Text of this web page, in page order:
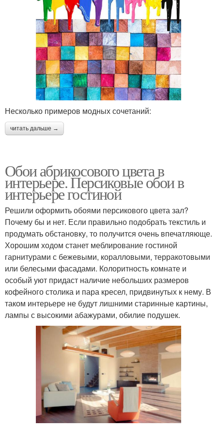
Несколько примеров модных сочетаний:
читать дальше →
Обои абрикосового цвета в
интерьере. Персиковые обои в
интерьере гостиной
Решили оформить обоями персикового цвета зал?
Почему бы и нет. Если правильно подобрать текстиль и
продумать обстановку, то получится очень впечатляюще.
Хорошим ходом станет меблирование гостиной
гарнитурами с бежевыми, коралловыми, терракотовыми
или белесыми фасадами. Колоритность комнате и
особый уют придаст наличие небольших размеров
кофейного столика и пара кресел, придвинутых к нему. В
таком интерьере не будут лишними старинные картины,
лампы с высокими абажурами, обилие подушек.